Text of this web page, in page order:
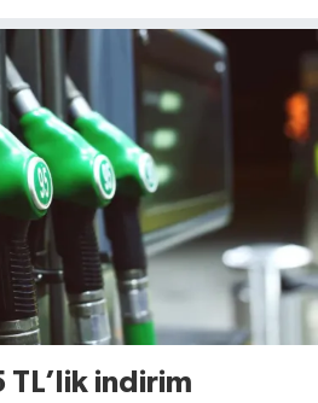
TL’lik indirim